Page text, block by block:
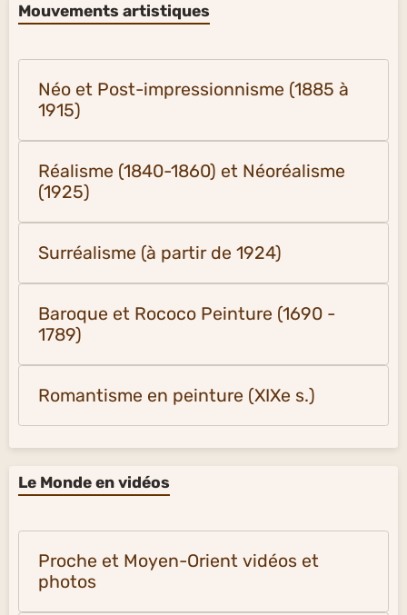
Mouvements artistiques
Néo et Post-impressionnisme (1885 à
1915)
Réalisme (1840-1860) et Néoréalisme
(1925)
Surréalisme (à partir de 1924)
Baroque et Rococo Peinture (1690 -
1789)
Romantisme en peinture (XIXe s.)
Le Monde en vidéos
Proche et Moyen-Orient vidéos et
photos